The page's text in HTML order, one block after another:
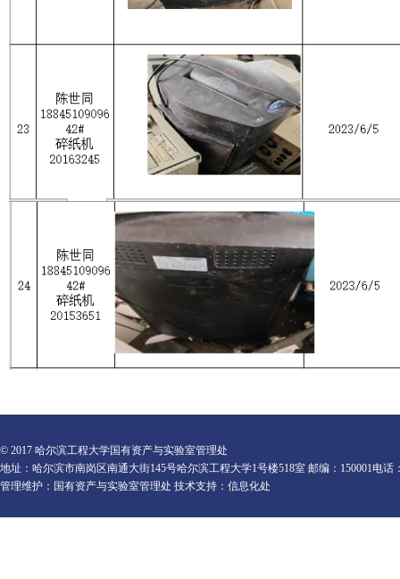
© 2017 哈尔滨工程大学国有资产与实验室管理处
地址：哈尔滨市南岗区南通大街145号哈尔滨工程大学1号楼518室 邮编：150001电话
管理维护：国有资产与实验室管理处 技术支持：信息化处